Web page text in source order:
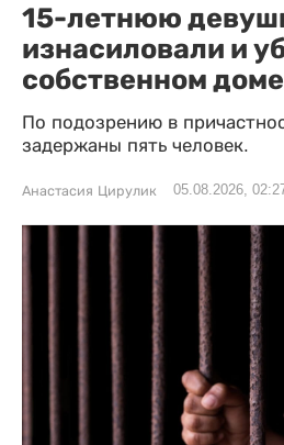
15-летнюю
изнасиловали и
собственном доме
По подозрению в
задержаны пять человек.
Анастасия Цирулик 05.08.2026,